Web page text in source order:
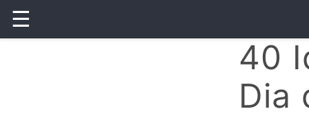
☰
40
Dia